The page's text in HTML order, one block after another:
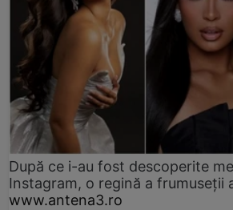
După ce i-au fost descoperite
Instagram, o regină a frumuseții
www.antena3.ro